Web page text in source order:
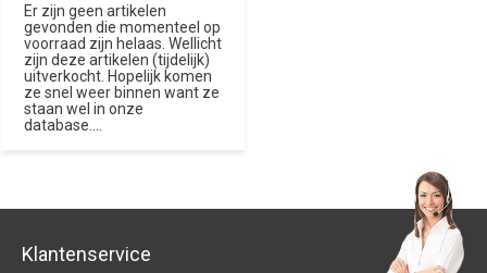
Er zijn geen artikelen
gevonden die momenteel op
voorraad zijn helaas. Wellicht
zijn deze artikelen (tijdelijk)
uitverkocht. Hopelijk komen
ze snel weer binnen want ze
staan wel in onze
database....
Klantenservice